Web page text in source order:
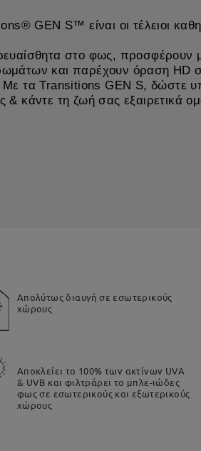
GEN S™ είναι οι τέλειοι
στο φως, προσφέρουν
και παρέχουν​​ όραση HD
τα Transitions GEN S, δώστε
& κάντε τη ζωή σας εξαιρετικά
Απολύτως διαυγή σε εσωτερικούς
χώρους​
Αποκλείει το 100% των ακτίνων UVA
& UVB και φιλτράρει το μπλε-ιώδες
φως σε εσωτερικούς και εξωτερικούς
χώρους​